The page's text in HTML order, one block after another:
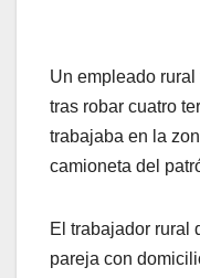
Un empleado
tras robar cuatro
trabajaba en la
camioneta del
El trabajador rural
pareja con